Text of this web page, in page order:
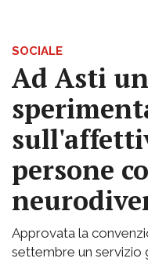
SOCIALE
Ad Asti
persone
Approvata la
settembre un servizio